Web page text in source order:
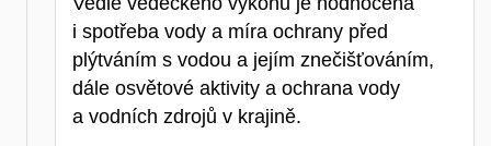
i spotřeba vody a míra ochrany před
plýtváním s vodou a jejím znečišťováním,
dále osvětové aktivity a ochrana vody
a vodních zdrojů v krajině.